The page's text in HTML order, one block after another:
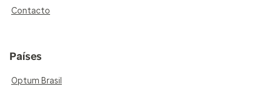
Contacto
Países
Optum Brasil